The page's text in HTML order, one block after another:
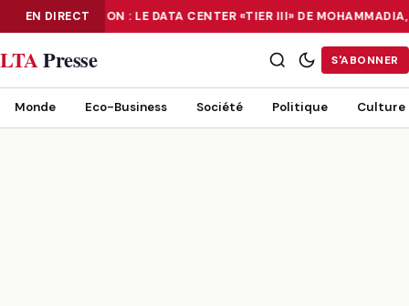
EN DIRECT
NUMÉRISATION : LE DATA CENTER «TIER III» DE
NUMÉRISATION : LE DATA CENTER «TIER III» DE MOHAMMADIA, UN
LTAPresse S'ABONNER
Monde Eco-Business Société Politique Culture